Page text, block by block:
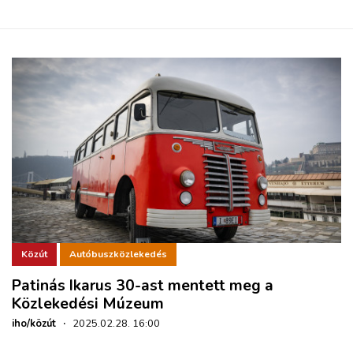
Közút Autóbuszközlekedés
Patinás Ikarus 30-ast mentett meg a
Közlekedési Múzeum
iho/közút · 2025.02.28. 16:00